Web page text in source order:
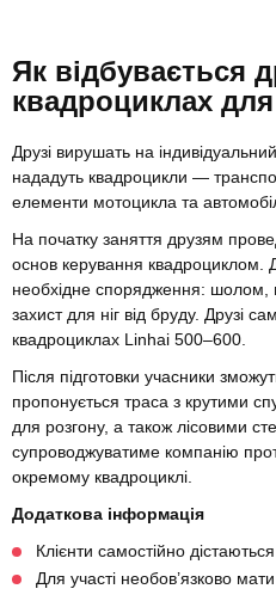
Як відбувається
квадроциклах для
Друзі вирушать на
нададуть квадроцикли —
елементи мотоцикла та
На початку заняття друзям
основ керування квадроциклом.
необхідне спорядження: шолом,
захист для ніг від бруду. Друзі
квадроциклах Linhai 500–600.
Після підготовки учасники
пропонується траса з крутими
для розгону, а також лісовими
супроводжуватиме компанію
окремому квадроциклі.
Додаткова інформація
Клієнти самостійно дістаються
Для участі необов’язково